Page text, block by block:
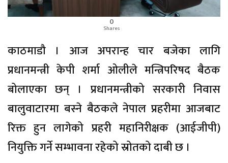
0
Shares
काठमाडौ । आज अपरान्ह चार बजेका लागि
प्रधानमन्त्री केपी शर्मा ओलीले मन्त्रिपरिषद बैठक
बोलाएका छन् । प्रधानमन्त्रीको सरकारी निवास
बालुवाटारमा बस्ने बैठकले नेपाल प्रहरीमा आजबाट
रिक्त हुन लागेको प्रहरी महानिरीक्षक (आईजीपी)
नियुक्ति गर्ने सम्भावना रहेको स्रोतको दाबी छ ।